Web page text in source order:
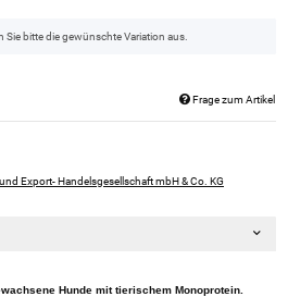
Sie bitte die gewünschte Variation aus.
Frage zum Artikel
Export- Handelsgesellschaft mbH & Co. KG
Hunde mit tierischem Monoprotein.